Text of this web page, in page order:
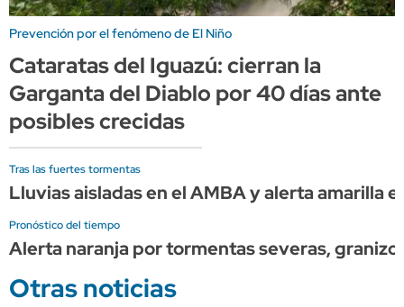
Prevención por el fenómeno de El Niño
Cataratas del Iguazú: cierran la
Garganta del Diablo por 40 días ante
posibles crecidas
Tras las fuertes tormentas
Lluvias aisladas en el AMBA y alerta amarilla
Pronóstico del tiempo
Alerta naranja por tormentas severas,
Otras noticias